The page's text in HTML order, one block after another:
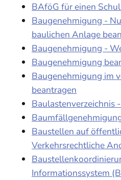
BAföG für einen
Baugenehmigung -
baulichen Anlage
Baugenehmigung -
Baugenehmigung
Baugenehmigung im
beantragen
Baulastenverzeichnis
Baustellen auf
Verkehrsrechtliche
Informationssystem